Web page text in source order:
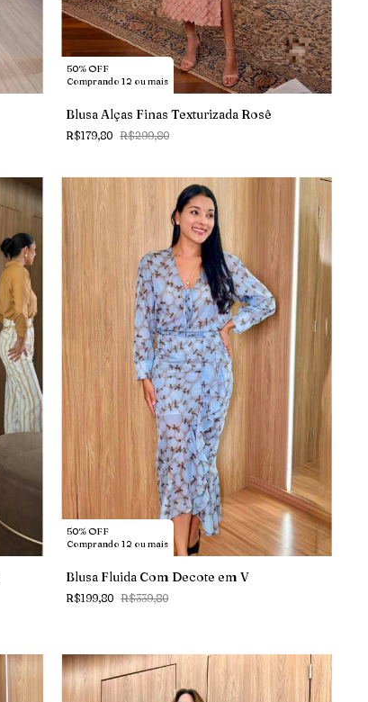
50% OFF
Comprando 12 ou mais
Blusa Alças Finas Texturizada Rosê
R$179,80 R$299,80
50% OFF
Comprando 12 ou mais
Blusa Fluida Com Decote em V
R$199,80 R$339,80